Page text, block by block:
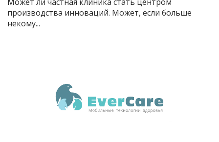
производства инноваций. Может, если больше
некому...